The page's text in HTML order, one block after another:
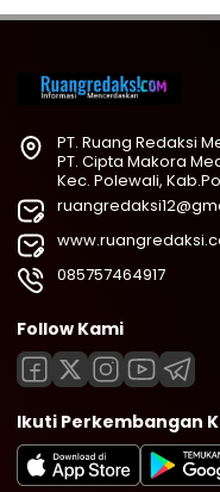
PT. Ruang Redaksi
PT. Cipta Makora
Kec. Polewali,
085757464917
Follow Kami
Ikuti Perkembangan